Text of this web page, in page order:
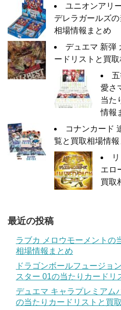
ユニオンアリ
デレラガールズ
相場情報まとめ
デュエマ 新弾
ードリストと買
愛さ
当た
情報
コナンカード
覧と買取相場情
エロ
買取
最近の投稿
ラブカ メロウモーメントの
相場情報まとめ
ドラゴンボールフュージョ
スター 01の当たりカードリ
デュエマ キャラプレミアム
の当たりカードリストと買